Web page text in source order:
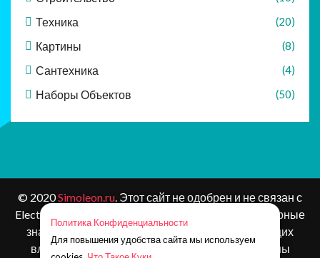
Техника (20)
Картины (8)
Сантехника (4)
Наборы Объектов (50)
© 2020Simoleon.ru. Этот сайт не одобрен и не связан с
Electronic Arts, Krafton или ее лицензиарами. Товарные
знаки являются собственностью соответствующих
владельцев. Контент и материалы игр защищены
Политика Конфиденциальности
Для повышения удобства сайта мы используем